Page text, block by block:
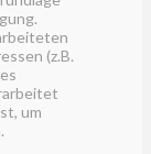
(z.B.
um